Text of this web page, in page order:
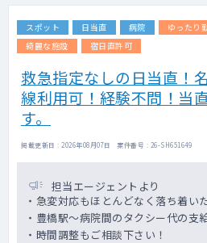
スポット 日当直 病院 ゆったり
綺麗な施設
宿日直許可
救急指定なしの日当直！
線利用可！経験不問！当
す。
掲載更新日 : 2026年08月07日 案件番号 : 26-SH651649
担当エージェントより
・急変対応もほとんどなく落ち着い
・豊橋駅～病院間のタクシー代の支
・時間調整もご相談下さい！